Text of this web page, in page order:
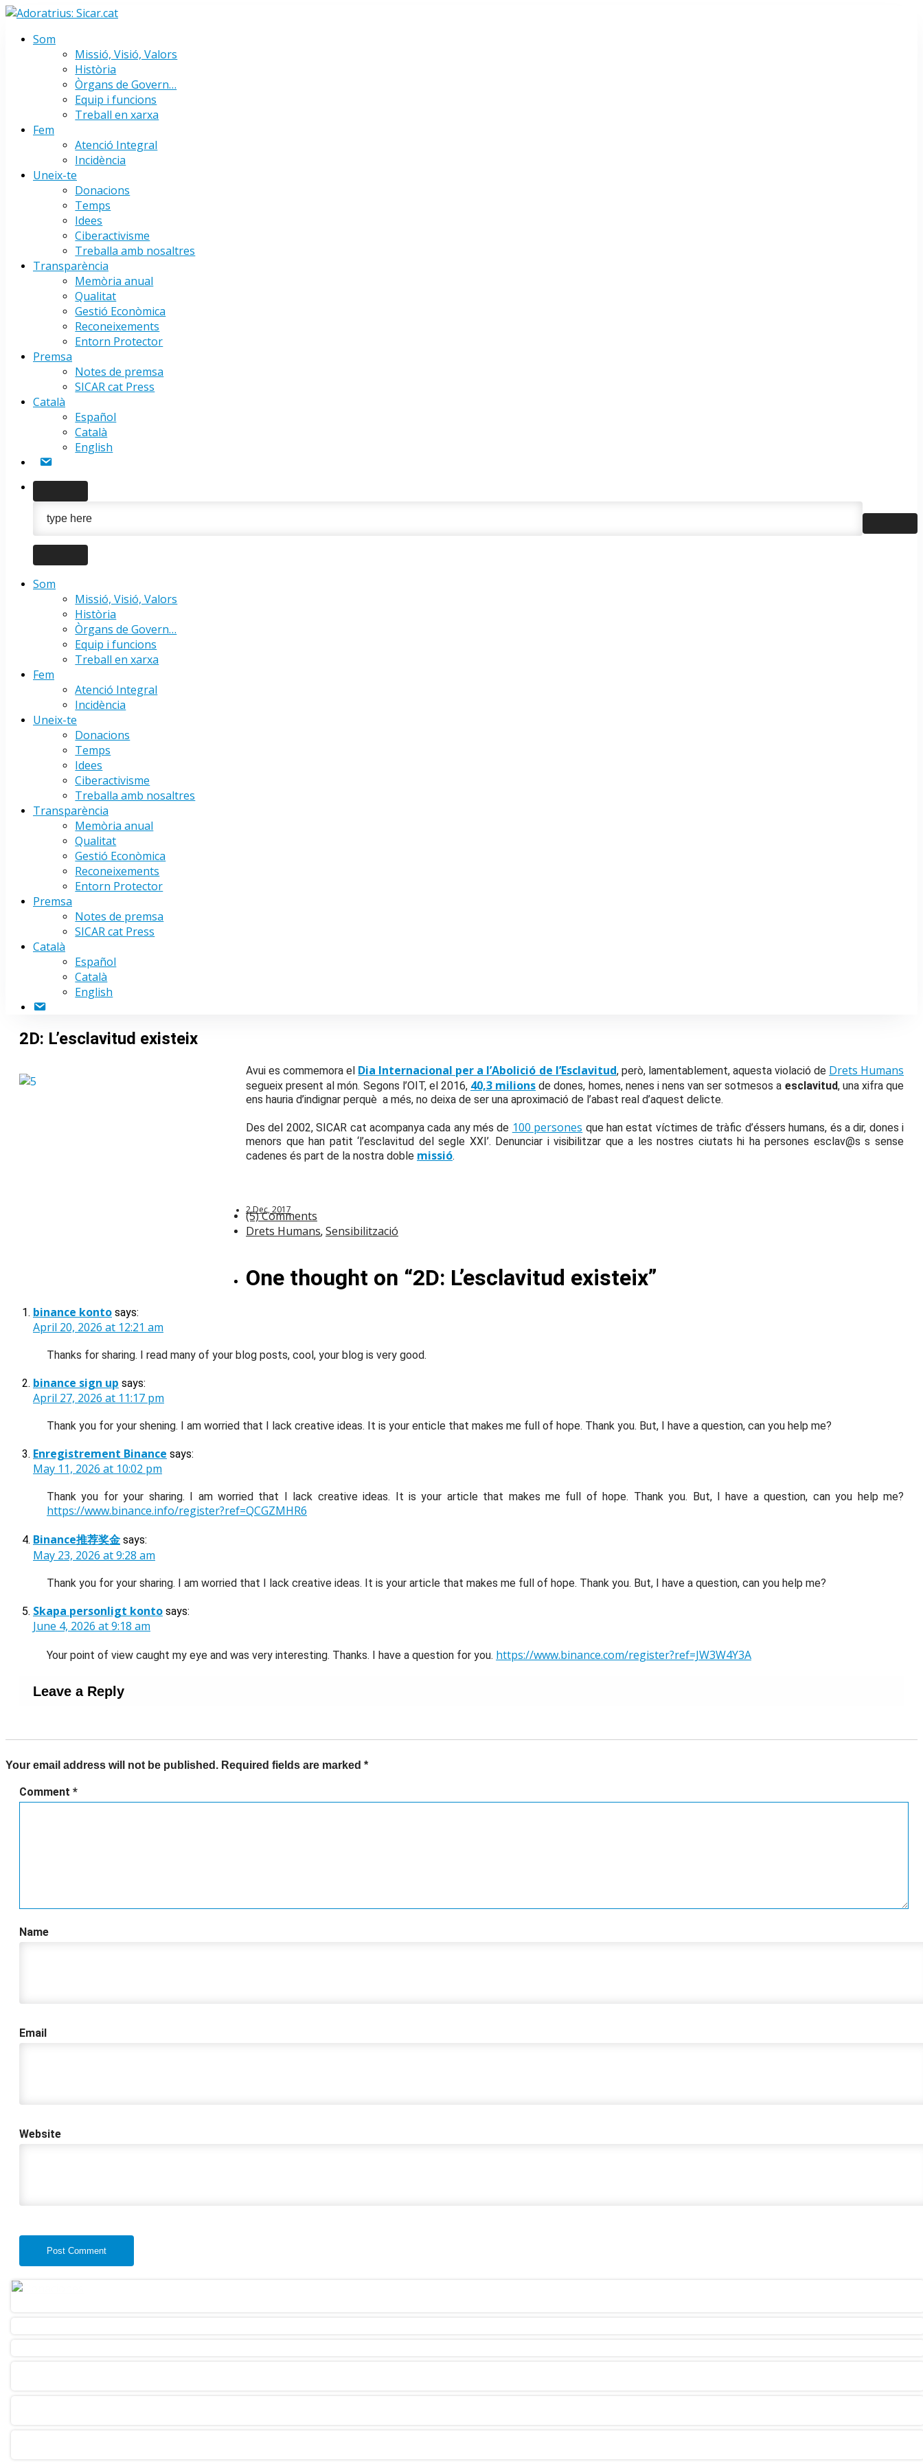
Skip
content
Urgencias: 679 654 088
Som
Missió, Visió, Valors
Història
Òrgans de Govern…
Equip i funcions
Treball en xarxa
Fem
Atenció Integral
Incidència
Uneix-te
Donacions
Temps
Idees
Ciberactivisme
Treballa amb nosaltres
Transparència
Memòria anual
Qualitat
Gestió Econòmica
Reconeixements
Entorn Protector
Premsa
Notes de premsa
SICAR cat Press
Català
Español
Català
English
Contacte
Som
Missió, Visió, Valors
Història
Òrgans de Govern…
Equip i funcions
Treball en xarxa
Fem
Atenció Integral
Incidència
Uneix-te
Donacions
Temps
Idees
Ciberactivisme
Treballa amb nosaltres
Transparència
Memòria anual
Qualitat
Gestió Econòmica
Reconeixements
Entorn Protector
Premsa
Notes de premsa
SICAR cat Press
Català
Español
Català
English
Contacte
2D: L’esclavitud existeix
Avui es commemora el Dia Internacional per a l’Abolició de l’Esclavitud, però, lamentablement, aquesta violació de Drets Humans
segueix present al món. Segons l’OIT, el 2016, 40,3 milions de dones, homes, nenes i nens van ser sotmesos a esclavitud, una xifra que
ens hauria d’indignar perquè a més, no deixa de ser una aproximació de l’abast real d’aquest delicte.
Des del 2002, SICAR cat acompanya cada any més de 100 persones que han estat víctimes de tràfic d’éssers humans, és a dir, dones i
menors que han patit ‘l’esclavitud del segle XXI’. Denunciar i visibilitzar que a les nostres ciutats hi ha persones esclav@s s sense
cadenes és part de la nostra doble missió.
2 Dec, 2017
(5) Comments
Drets Humans, Sensibilització
One thought on “2D: L’esclavitud existeix”
binance konto says:
April 20, 2026 at 12:21 am
Thanks for sharing. I read many of your blog posts, cool, your blog is very good.
binance sign up says:
April 27, 2026 at 11:17 pm
Thank you for your shening. I am worried that I lack creative ideas. It is your enticle that makes me full of hope. Thank you. But, I have a question, can you help me?
Enregistrement Binance says:
May 11, 2026 at 10:02 pm
Thank you for your sharing. I am worried that I lack creative ideas. It is your article that makes me full of hope. Thank you. But, I have a question, can you help me?
https://www.binance.info/register?ref=QCGZMHR6
Binance推荐奖金 says:
May 23, 2026 at 9:28 am
Thank you for your sharing. I am worried that I lack creative ideas. It is your article that makes me full of hope. Thank you. But, I have a question, can you help me?
Skapa personligt konto says:
June 4, 2026 at 9:18 am
Your point of view caught my eye and was very interesting. Thanks. I have a question for you. https://www.binance.com/register?ref=JW3W4Y3A
Leave a Reply
Your email address will not be published. Required fields are marked *
Comment *
Name
Email
Website